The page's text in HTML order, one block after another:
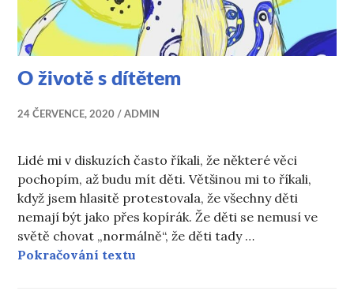
O životě s dítětem
24 ČERVENCE, 2020 ADMIN
Lidé mi v diskuzích často říkali, že některé věci
pochopím, až budu mít děti. Většinou mi to říkali,
když jsem hlasitě protestovala, že všechny děti
nemají být jako přes kopírák. Že děti se nemusí ve
světě chovat „normálně“, že děti tady …
Pokračování textu